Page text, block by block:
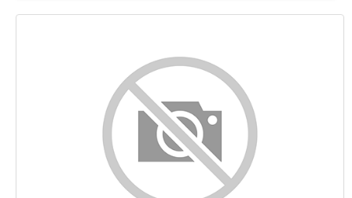
Ir para o topo
Palavras-chave
Usabilidade
Documento